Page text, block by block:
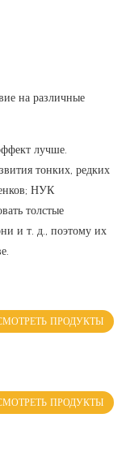
на различные
лучше.
тонких, редких
НУК
толстые
и т. д., поэтому их
ПРОДУКТЫ
ПРОДУКТЫ